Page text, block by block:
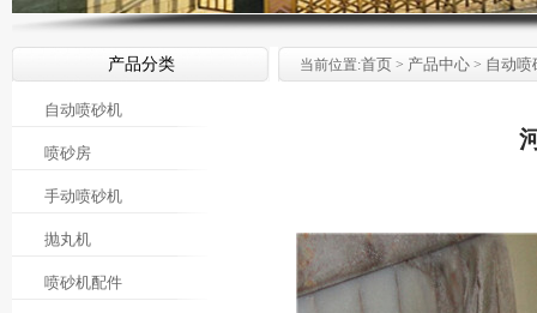
产品分类
自动喷砂机
喷砂房
手动喷砂机
抛丸机
喷砂机配件
当前位置:首页 > 产品中心 > 自动喷